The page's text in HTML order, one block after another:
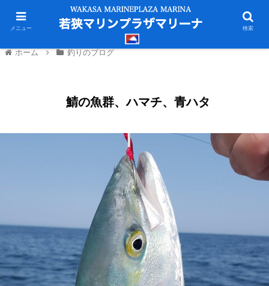
ホーム 釣りのブログ
鯖の魚群、ハマチ、青ハタ
メニュー 検索